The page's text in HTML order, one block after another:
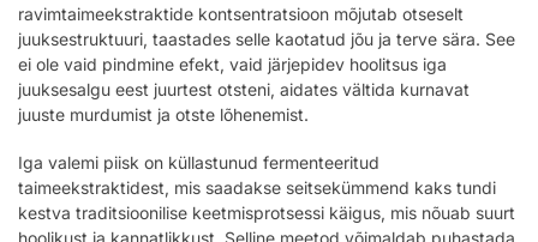
ravimtaimeekstraktide kontsentratsioon mõjutab otseselt
juuksestruktuuri, taastades selle kaotatud jõu ja terve sära. See
ei ole vaid pindmine efekt, vaid järjepidev hoolitsus iga
juuksesalgu eest juurtest otsteni, aidates vältida kurnavat
juuste murdumist ja otste lõhenemist.
Iga valemi piisk on küllastunud fermenteeritud
taimeekstraktidest, mis saadakse seitsekümmend kaks tundi
kestva traditsioonilise keetmisprotsessi käigus, mis nõuab suurt